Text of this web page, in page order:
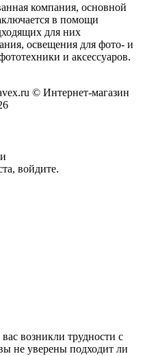
компания, основной
в помощи
для них
освещения для фото- и
и аксессуаров.
© Интернет-магазин
войдите.
возникли трудности с
не уверены подходит ли